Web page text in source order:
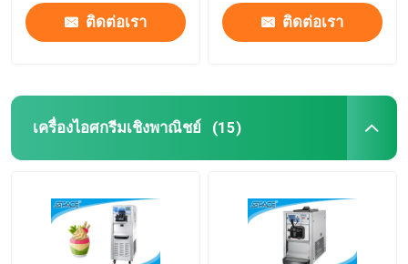
ติดต่อเรา ติดต่อเรา
เครื่องไอศกรีมเชิงพาณิชย์ (15)